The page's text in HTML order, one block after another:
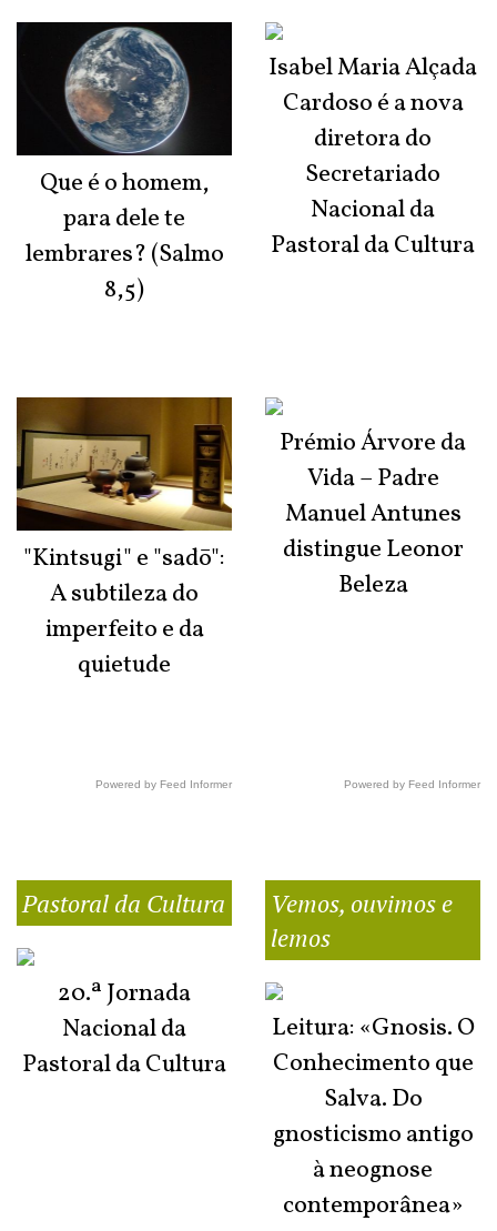
Que é o homem,
para dele te
lembrares? (Salmo
8,5)
"Kintsugi" e "sadō":
A subtileza do
imperfeito e da
quietude
Powered by Feed Informer
Isabel Maria Alçada
Cardoso é a nova
diretora do
Secretariado
Nacional da
Pastoral da Cultura
Prémio Árvore da
Vida – Padre
Manuel Antunes
distingue Leonor
Beleza
Powered by Feed Informer
Pastoral da Cultura
20.ª Jornada
Nacional da
Pastoral da Cultura
Vemos, ouvimos e
lemos
Leitura: «Gnosis. O
Conhecimento que
Salva. Do
gnosticismo antigo
à neognose
contemporânea»